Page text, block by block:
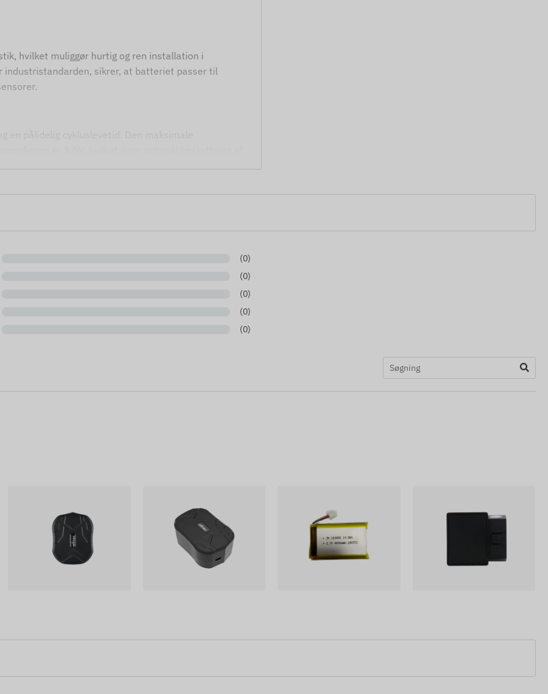
hvilket muliggør hurtig og ren installation i
industristandarden, sikrer, at batteriet passer til
er 3,0V, hvilket giver optimal beskyttelse af
strømkilde og ZHR-2 stik.
plads i enhedens manual før montering. Må kun
på information offentliggjort af producenten,
sig retten til at ændre visse parametre eller
(0)
(0)
(0)
(0)
(0)